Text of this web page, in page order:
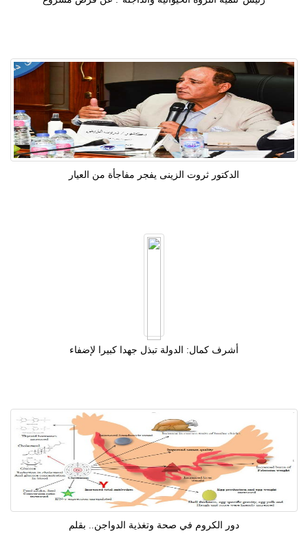
الدكتور ثروت الزينى يفجر مفاجأة من العيار
أشرف كمال: الدولة تبذل جهدا كبيرا لإضفاء
دور الكروم في صحة وتغذية الدواجن.. بقلم